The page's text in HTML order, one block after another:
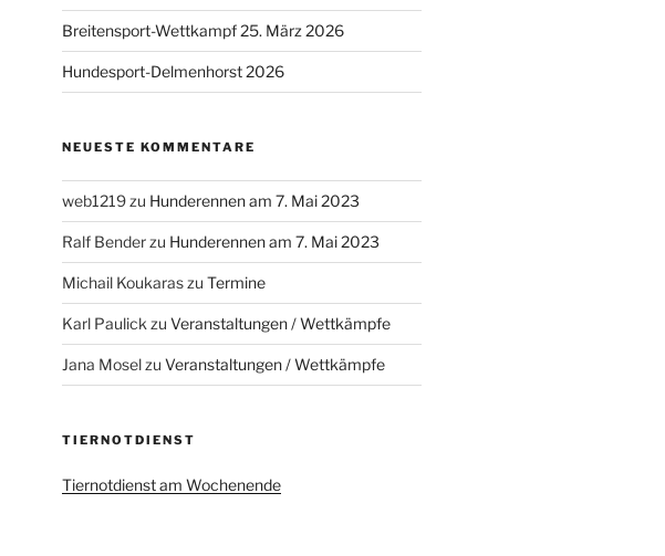
Breitensport-Wettkampf 25. März 2026
Hundesport-Delmenhorst 2026
NEUESTE KOMMENTARE
web1219zu Hunderennen am 7. Mai 2023
Ralf Benderzu Hunderennen am 7. Mai 2023
Michail Koukaraszu Termine
Karl Paulick zu Veranstaltungen / Wettkämpfe
Jana Moselzu Veranstaltungen / Wettkämpfe
TIERNOTDIENST
Tiernotdienst am Wochenende